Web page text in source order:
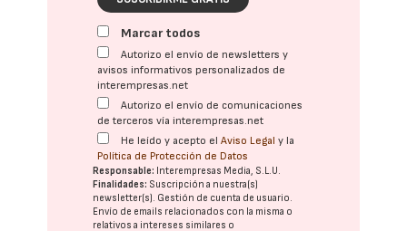
Marcar todos
Autorizo el envío de newsletters y
avisos informativos personalizados de
interempresas.net
Autorizo el envío de comunicaciones
de terceros vía interempresas.net
He leído y acepto elAviso Legal y la
Política de Protección de Datos
Responsable: Interempresas Media, S.L.U.
Finalidades: Suscripción a nuestra(s)
newsletter(s). Gestión de cuenta de usuario.
Envío de emails relacionados con la misma o
relativos a intereses similares o